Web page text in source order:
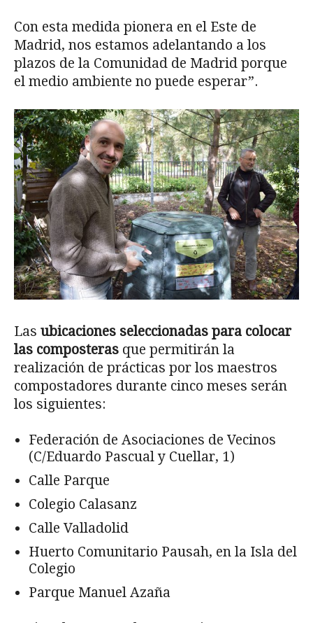
Con esta medida pionera en el Este de
Madrid, nos estamos adelantando a los
plazos de la Comunidad de Madrid porque
el medio ambiente no puede esperar”.
Las ubicaciones seleccionadas para colocar
las composteras que permitirán la
realización de prácticas por los maestros
compostadores durante cinco meses serán
los siguientes:
Federación de Asociaciones de Vecinos
(C/Eduardo Pascual y Cuellar, 1)
Calle Parque
Colegio Calasanz
Calle Valladolid
Huerto Comunitario Pausah, en la Isla del
Colegio
Parque Manuel Azaña